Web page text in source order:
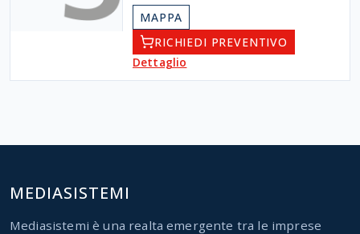
MAPPA
RICHIEDI PREVENTIVO
Dettaglio
MEDIASISTEMI
Mediasistemi è una realta emergente tra le imprese